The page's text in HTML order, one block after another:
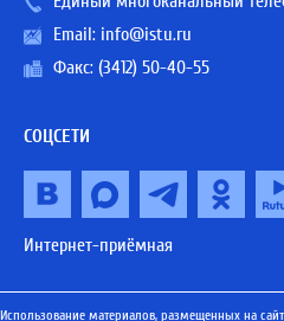
Email: info@istu.ru
Факс: (3412) 50-40-55
СОЦСЕТИ
Интернет-приёмная
Использование материалов, размещенных на